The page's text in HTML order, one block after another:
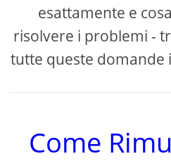
esattamente e
risolvere i problemi -
tutte queste domande
Come